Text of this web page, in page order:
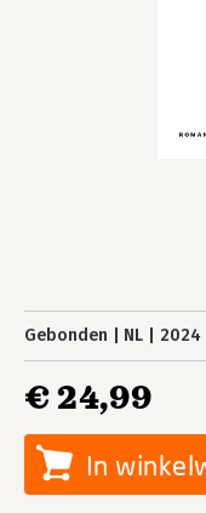
Gebonden NL 2024
€ 24,99
In